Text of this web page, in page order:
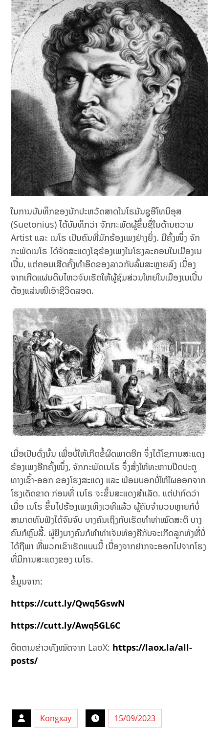
ໃນການບັນທຶກຂອງນັກປະຫວັດສາດໃນໂຣມັນຊູອີໂທນິອຸສ
(Suetonius) ໄດ້ບັນທຶກວ່າ ຈັກກະພັດຜູ້ຂຶ້ນຊື່ໃນດ້ານຄວາມ
Artist ແລະ ເນໂຣ ເປັນຄົນທີ່ມັກຮ້ອງເພງຢ່າງຍິ່ງ. ມີຄັ້ງໜຶ່ງ ຈັກ
ກະພັດເນໂຣ ໄດ້ຈັດສະແດງໂຊຮ້ອງເພງໃນໂຮງລະຄອນໃນເມືອງເນ
ເປິ້ນ, ແຕ່ຄອນເສີດຄັ້ງທຳອິດຂອງລາວກັບລົ້ມສະຫຼາຍລົງ ເນື່ອງ
ຈາກເກີດແຜ່ນດິນໄຫວຈົນເຮັດໃຫ້ຜູ້ຊົມສ່ວນໃຫຍ່ໃນເມືອງເນເປິ້ນ
ຕ້ອງແລ່ນໜີເອົາຊີວິດລອດ.
ເມື່ອເປັນດັ່ງນັ້ນ ເພື່ອບໍ່ໃຫ້ເກີດຂໍ້ຜິດພາດອີກ ຈຶ່ງໄດ້ໂຊການສະແດງ
ຮ້ອງເພງອີກຄັ້ງໜຶ່ງ, ຈັກກະພັດເນໂຣ ຈຶ່ງສັ່ງໃຫ້ທະຫານປິດປະຕູ
ທາງເຂົ້າ-ອອກ ຂອງໂຮງສະແດງ ແລະ ພ້ອມບອກບໍ່ໃຫ້ໃຜອອກຈາກ
ໂຮງເດັດຂາດ ກ່ອນທີ່ ເນໂຣ ຈະຂຶ້ນສະແດງສຳເລັດ. ແຕ່ປາກົດວ່າ
ເມື່ອ ເນໂຣ ຂຶ້ນໄປຮ້ອງເພງເທິງເວທີແລ້ວ ຜູ້ຄົນຈຳນວນຫຼາຍກໍບໍ່
ສາມາດທົນຟັງໄດ້ຈົນຈົບ ບາງຄົນເຖິງກັບເຮັດທຳທ່າໝົດສະຕິ ບາງ
ຄົນກໍຫຼົບລີ້. ຜູ້ຍິງບາງຄົນກໍທຳທ່າເຈັບທ້ອງຄືກັບຈະເກີດລູກທັງທີ່ບໍ່
ໄດ້ຖືພາ ທີ່ພວກເຂົາເຮັດແບບນີ້ ເນື່ອງຈາກຢາກຈະອອກໄປຈາກໂຮງ
ທີ່ມີການສະແດງຂອງ ເນໂຣ.
ຂໍ້ມູນຈາກ:
https://cutt.ly/Qwq5GswN
https://cutt.ly/Awq5GL6C
ຕິດຕາມຂ່າວທັງໝົດຈາກ LaoX: https://laox.la/all-
posts/
Kongxay 15/09/2023